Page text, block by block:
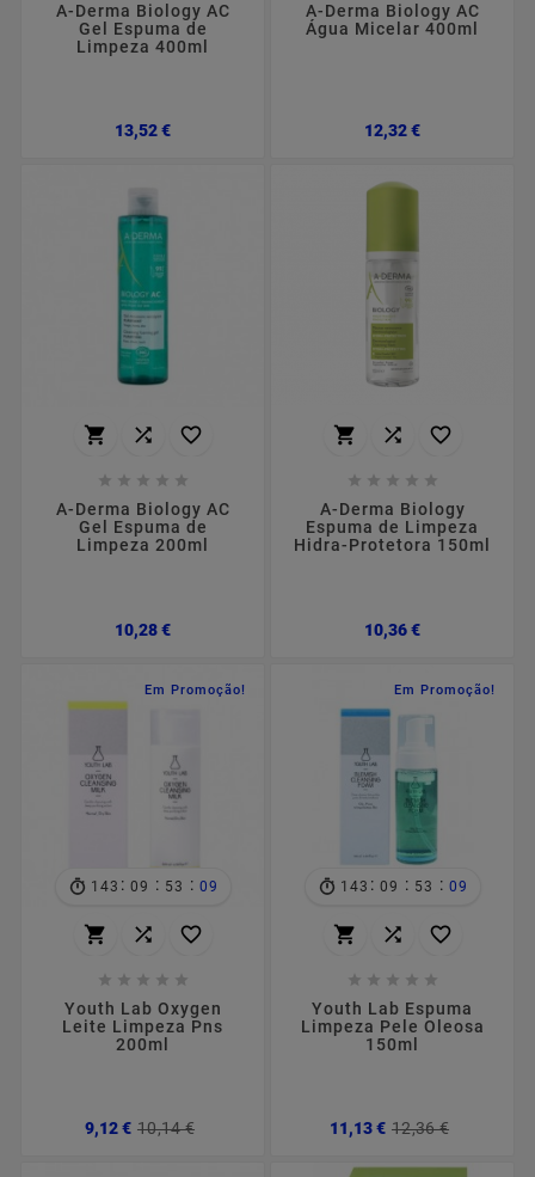
A-Derma Biology AC
Gel Espuma de
Limpeza 400ml
13,52 €Preço
A-Derma Biology AC
Água Micelar 400ml
12,32 €Preço
  
    
A-Derma Biology AC
Gel Espuma de
Limpeza 200ml
10,28 €Preço
  
    
A-Derma Biology
Espuma de Limpeza
Hidra-Protetora 150ml
10,36 €Preço
Em Promoção!
143 : 09 : 53 : 08
  
    
Youth Lab Oxygen
Leite Limpeza Pns
200ml
9,12 € 10,14 €
Em Promoção!
143 : 09 : 53 : 08
  
    
Youth Lab Espuma
Limpeza Pele Oleosa
150ml
11,13 € 12,36 €